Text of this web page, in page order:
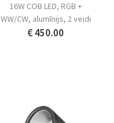
16W COB LED, RGB +
WW/CW, alumīnijs, 2 veidi
€ 450.00